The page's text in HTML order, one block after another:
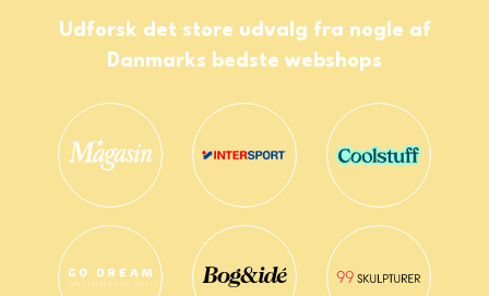
Udforsk det store udvalg fra nogle af
Danmarks bedste webshops